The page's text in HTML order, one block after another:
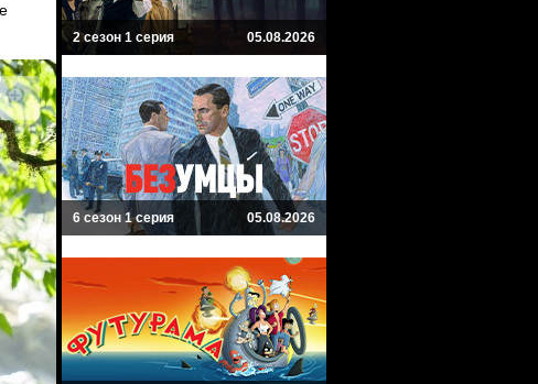
2 сезон 1 серия 05.08.2026
6 сезон 1 серия 05.08.2026